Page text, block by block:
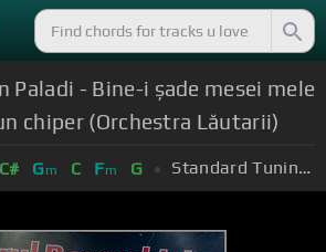
Paladi - Bine-i șade mesei mele
chiper (Orchestra Lăutarii)
C# Gm C Fm G Standard Tuning (EADGBE)